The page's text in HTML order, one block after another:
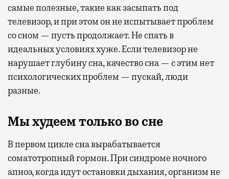
самые полезные, такие как засыпать под
телевизор, и при этом он не испытывает проблем
со сном — пусть продолжает. Не спать в
идеальных условиях хуже. Если телевизор не
нарушает глубину сна, качество сна — с этим нет
психологических проблем — пускай, люди
разные.
Мы худеем только во сне
В первом цикле сна вырабатывается
соматотропный гормон. При синдроме ночного
апноэ, когда идут остановки дыхания, организм не